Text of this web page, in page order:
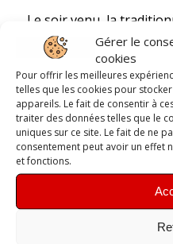
Gérer le
cookies
Pour offrir les meilleures
telles que les cookies pour
appareils. Le fait de consentir à
traiter des données telles que le
uniques sur ce site. Le fait de ne
consentement peut avoir un effet
et fonctions.
Le soir venu, la
s’est embrasée dans
festive regroupant
milieu d’un moment